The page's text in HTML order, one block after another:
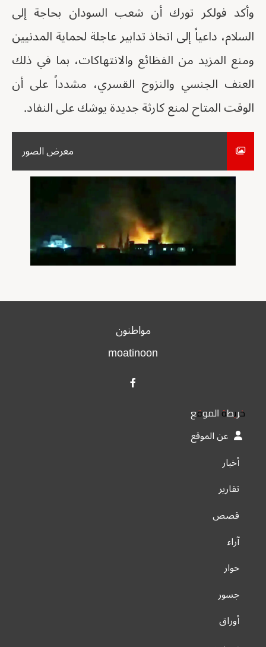
وأكد فولكر تورك أن شعب السودان بحاجة إلى
السلام، داعياً إلى اتخاذ تدابير عاجلة لحماية المدنيين
ومنع المزيد من الفظائع والانتهاكات، بما في ذلك
العنف الجنسي والنزوح القسري، مشدداً على أن
الوقت المتاح لمنع كارثة جديدة يوشك على النفاد.
معرض الصور
مواطنون
moatinoon
خريطة الموقع
عن الموقع
أخبار
تقارير
قصص
آراء
حوار
جسور
أوراق